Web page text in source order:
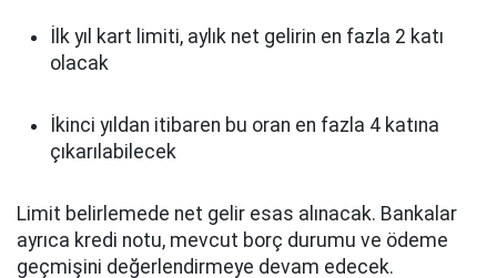
İlk yıl kart limiti, aylık net gelirin en fazla 2 katı
olacak
İkinci yıldan itibaren bu oran en fazla 4 katına
çıkarılabilecek
Limit belirlemede net gelir esas alınacak. Bankalar
ayrıca kredi notu, mevcut borç durumu ve ödeme
geçmişini değerlendirmeye devam edecek.